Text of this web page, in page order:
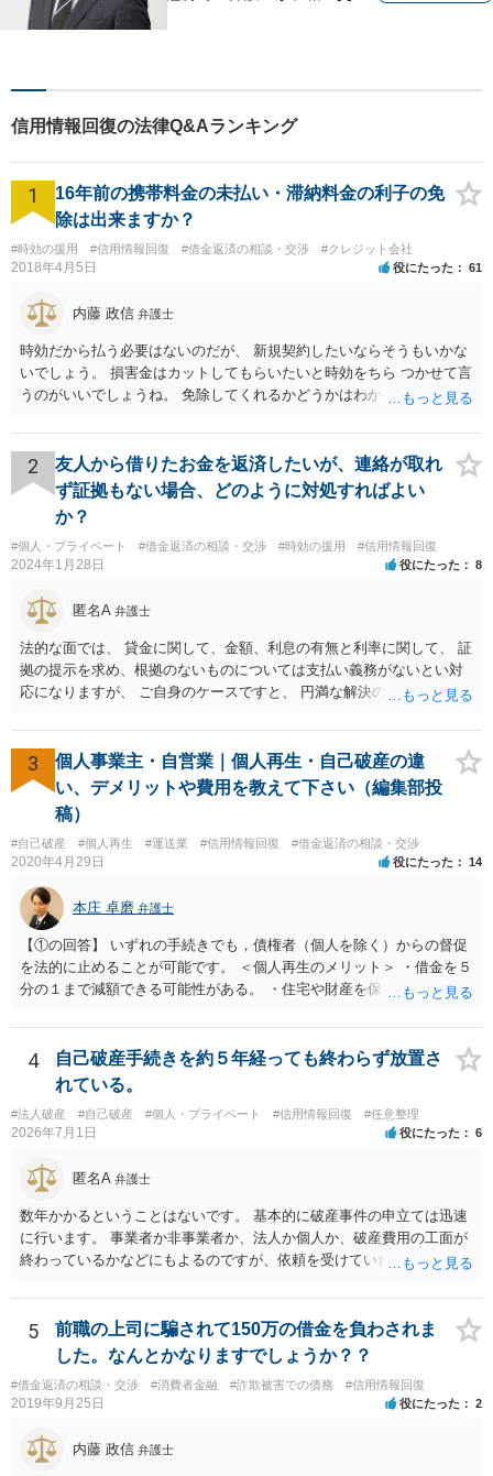
信用情報回復の法律Q&Aランキング
1
16年前の携帯料金の未払い・滞納料金の利子の免
除は出来ますか？
#時効の援用 #信用情報回復 #借金返済の相談・交渉 #クレジット会社
2018年4月5日 役にたった 61
内藤 政信 弁護士
時効だから払う必要はないのだが、 新規契約したいならそうもいかな
いでしょう。 損害金はカットしてもらいたいと時効をちら つかせて言
うのがいいでしょうね。 免除してくれるかどうかはわかりませんが。
2
友人から借りたお金を返済したいが、連絡が取れ
ず証拠もない場合、どのように対処すればよい
か？
#個人・プライベート #借金返済の相談・交渉 #時効の援用 #信用情報回復
2024年1月28日 役にたった 8
匿名A 弁護士
法的な面では、 貸金に関して、金額、利息の有無と利率に関して、 証
拠の提示を求め、根拠のないものについては支払い義務がないとい対
応になりますが、 ご自身のケースですと、 円満な解決のため、一定程
けではありません）。 何某かの主張をされた場合、あらためて弁護士
に相談されるという形でよいかと思います。
3
個人事業主・自営業｜個人再生・自己破産の違
い、デメリットや費用を教えて下さい（編集部投
稿）
#自己破産 #個人再生 #運送業 #信用情報回復 #借金返済の相談・交渉
2020年4月29日 役にたった 14
本庄 卓磨 弁護士
【①の回答】 いずれの手続きでも，債権者（個人を除く）からの督促
を法的に止めることが可能です。 ＜個人再生のメリット＞ ・借金を５
分の１まで減額できる可能性がある。 ・住宅や財産を保持できる（た
理的抵抗が小さい（個人差あり）。 ＜自己破産のメリット＞ ・税金等
の滞納分を除き，借金を返済する必要がなくなる。 【②の回答】 ・個
人再生・破産ともに，信用情報に事故情報（いわゆるブラックリス
ト）として登録されますので，５年～１０年ほどは新たに借金をする
ことはできません。また，住宅や店舗を借りる際，保証会社の審査も
通らなくなるため，保証人を立てて契約する必要がある場合がありま
す。 ・ご家族名義の財産を処分する必要はありません。 ・個人再生・
破産ともに，返済が困難な状況に陥っている以上，事業継続は難しい
場合が多いです。もっとも，手続き終了後，新たに事業を行うことは
できます。 ・個人再生・破産ともに，裁判所で手続きを進める際に官
報に掲載されます。そのため，第三者に知られる可能性はゼロではあ
りませんが，官報をチェックしている人はほとんどいないと思われる
ため，知られる可能性は低いと思います。なお，戸籍などに載るので
はないかと心配される方がおられますが，そのようなことはありませ
ん。 ＜個人再生のデメリット＞ ・借金が減額されるとはいえ，３年～
５年間は返済を継続する必要がある。 ・所有している財産の価値が大
きい場合，借金が減らない場合がある。 ＜自己破産のデメリット＞ ・
借金の理由が問われ，場合によっては破産が認められない。 ・所有し
きない。 【③の回答】 ３０万円～６０万円程度かと思います。 弁護
4
自己破産手続きを約５年経っても終わらず放置さ
れている。
#法人破産 #自己破産 #個人・プライベート #信用情報回復 #任意整理
2026年7月1日 役にたった 6
匿名A 弁護士
数年かかるということはないです。 基本的に破産事件の申立ては迅速
に行います。 事業者か非事業者か、法人か個人か、破産費用の工面が
終わっているかなどにもよるのですが、依頼を受けていれば責任が発
険信号・異常信号と思って頂いて結構です。 もし、新しく依頼をされ
る場合は、 スケジュール感を確認してみてください。 ①●月●日受任
通知発送→②１～２か月で返答かえってくる。報告書作成しはじめる
→③さらに１カ月程度をめどに裁判所に破産申立て など教えてくれる
と思います（個人破産で破産費用も確保できている場合の例示なの
で、法人や積み立てが必要な場合はまた変わります。）
5
前職の上司に騙されて150万の借金を負わされま
した。なんとかなりますでしょうか？？
#借金返済の相談・交渉 #消費者金融 #詐欺被害での債務 #信用情報回復
2019年9月25日 役にたった 2
内藤 政信 弁護士